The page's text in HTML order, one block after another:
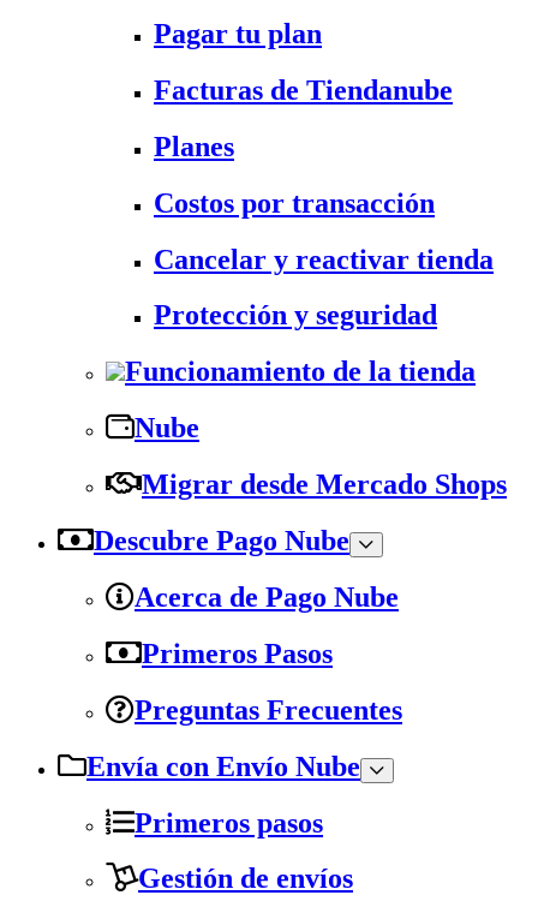
Pagar tu plan
Facturas de Tiendanube
Planes
Costos por transacción
Cancelar y reactivar tienda
Protección y seguridad
Funcionamiento de la tienda
Nube
Migrar desde Mercado Shops
Descubre Pago Nube
Acerca de Pago Nube
Primeros Pasos
Preguntas Frecuentes
Envía con Envío Nube
Primeros pasos
Gestión de envíos